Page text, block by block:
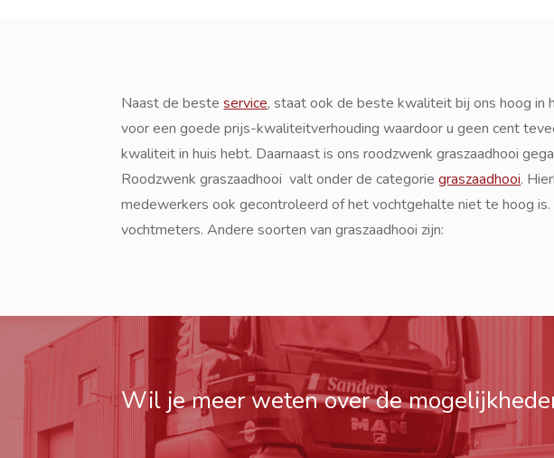
Naast de besteservice, staat ook de beste kwaliteit bij ons hoog in
voor een goede prijs-kwaliteitverhouding waardoor u geen cent
kwaliteit in huis hebt. Daarnaast is ons roodzwenk graszaadhooi
Roodzwenk graszaadhooi valt onder de categoriegraszaadhooi.
medewerkers ook gecontroleerd of het vochtgehalte niet te hoog
vochtmeters. Andere soorten van graszaadhooi zijn:
Wil je meer weten over de